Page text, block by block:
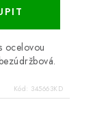
ocelovou
Kód: 345663KD